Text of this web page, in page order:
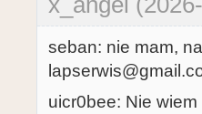
seban: nie mam,
uicr0bee: Nie